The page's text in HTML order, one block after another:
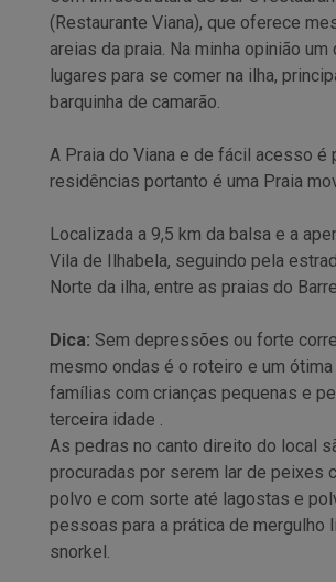
(Restaurante Viana), que oferece
areias da praia. Na minha opinião
lugares para se comer na ilha,
barquinha de camarão.
A Praia do Viana e de fácil acesso é
residências portanto é uma Praia
Localizada a 9,5 km da balsa e a
Vila de Ilhabela, seguindo pela
Norte da ilha, entre as praias do
Dica: Sem depressões ou forte
mesmo ondas é o roteiro e um ótima
famílias com crianças pequenas e
terceira idade .
As pedras no canto direito do local
procuradas por serem lar de peixes
polvo e com sorte até lagostas e
pessoas para a prática de mergulho
snorkel.